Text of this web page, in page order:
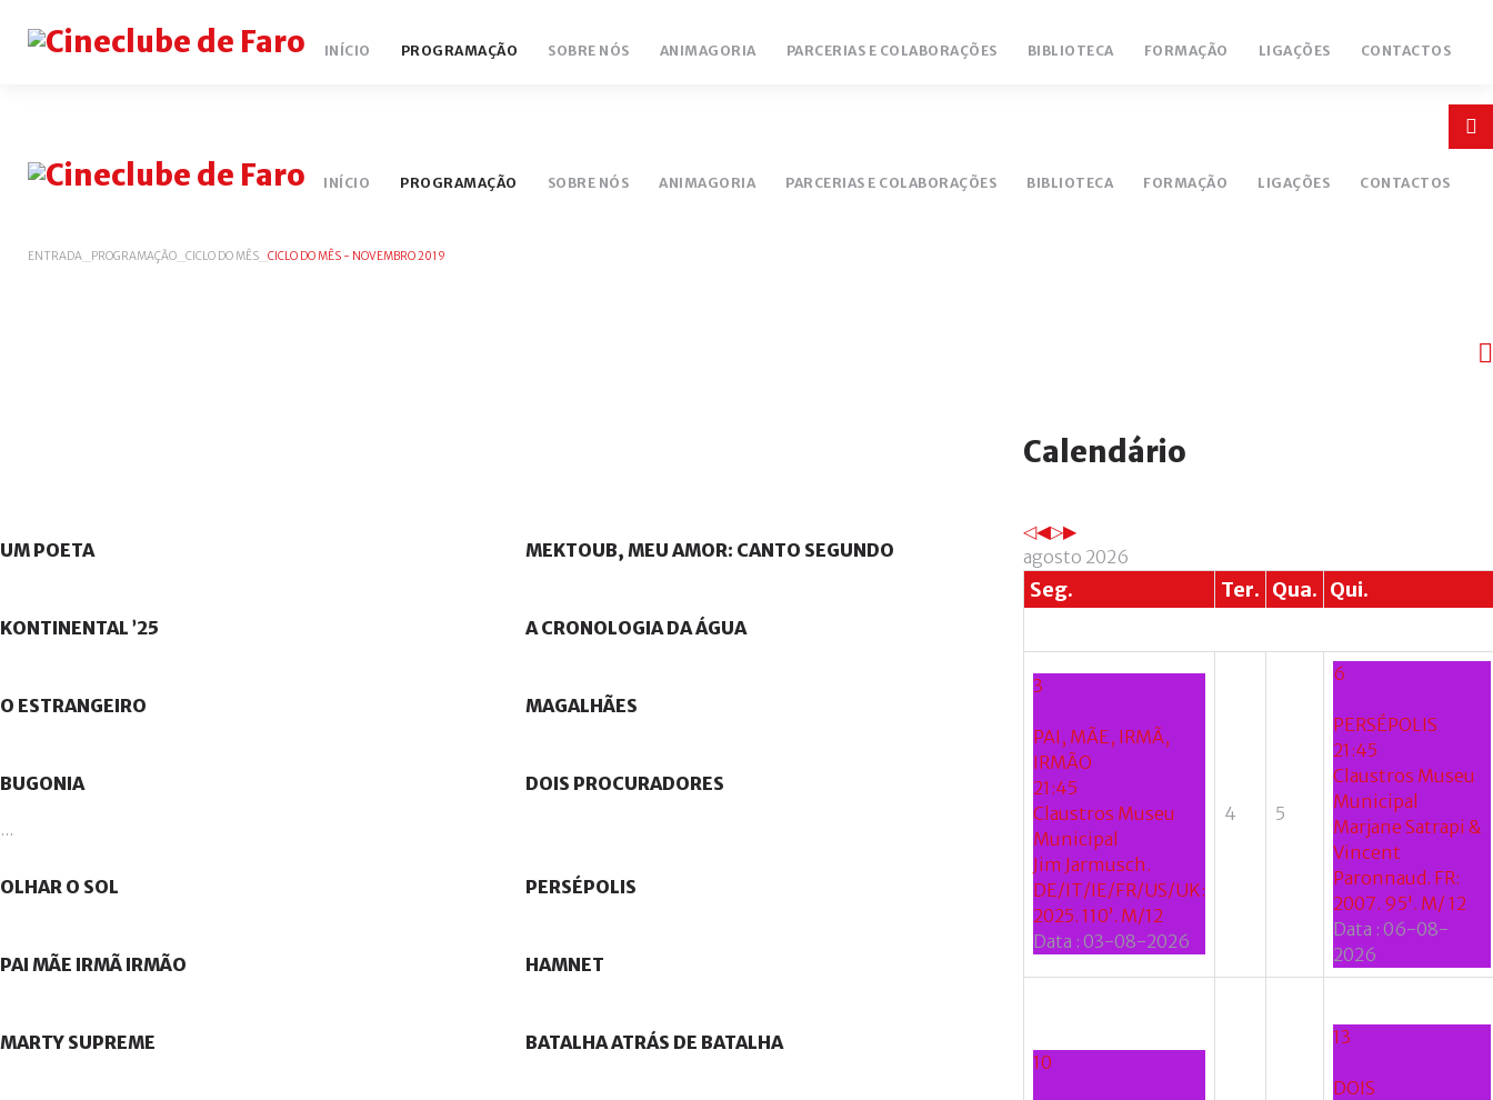
INÍCIO
AGENDAS
PROGRAMAÇÃO
HISTÓRICO VIDEO LUCEM 18/19
SOBRE NÓS
SER SÓCIO SER VOLUNTÁRIO
ANIMAGORIA PARCERIAS E COLABORAÇÕES BIBLIOTECA FORMAÇÃO LIGAÇÕES CONTACTOS
INÍCIO PROGRAMAÇÃO SOBRE NÓS ANIMAGORIA PARCERIAS E COLABORAÇÕES BIBLIOTECA FORMAÇÃO LIGAÇÕES CONTACTOS
ENTRADA PROGRAMAÇÃO CICLO DO MÊS CICLO DO MÊS - NOVEMBRO 2019
UM POETA MEKTOUB, MEU AMOR: CANTO SEGUNDO
KONTINENTAL ’25 A CRONOLOGIA DAÁGUA
O ESTRANGEIRO MAGALHÃES
BUGONIA
...
DOIS PROCURADORES
OLHAR O SOL PERSÉPOLIS
PAI MÃE IRMÃ IRMÃO HAMNET
MARTY SUPREME BATALHAATRÁS DE BATALHA
Calendário
Ano
anterior
Mês
anterior
Próximo
ano
Próximo
mês
agosto 2026
Seg. Ter. Qua. Qui.
3
PAI, MÃE, IRMÃ,
IRMÃO
21:45
Claustros Museu
Municipal
Jim Jarmusch.
DE/IT/IE/FR/US/UK:
2025. 110’. M/12
Data : 03-08-2026
4 5
6
PERSÉPOLIS
21:45
Claustros Museu
Municipal
Marjane Satrapi &
Vincent
Paronnaud. FR:
2007. 95'. M/ 12
Data : 06-08-
2026
10
13
DOIS
or
register
Remember
se
do
nome
utilizador?
/
se
Login
with